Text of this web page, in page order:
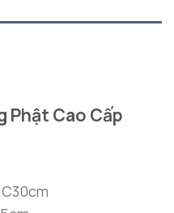
Phật Cao Cấp